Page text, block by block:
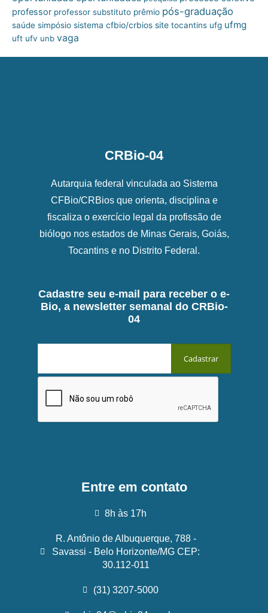
professor professor substituto prêmio pós-graduação
saúde simpósio sistema cfbio/crbios site tocantins ufg ufmg
uft ufv unb vaga
CRBio-04
Autarquia federal vinculada ao Sistema
CFBio/CRBios que orienta, disciplina e
fiscaliza o exercício legal da profissão de
biólogo nos estados de Minas Gerais, Goiás,
Tocantins e no Distrito Federal.
Cadastre seu e-mail para receber o e-
Bio, a newsletter semanal do CRBio-
04
Entre em contato
8h às 17h
R. Antônio de Albuquerque, 788 -
Savassi - Belo Horizonte/MG CEP:
30.112-011
(31) 3207-5000